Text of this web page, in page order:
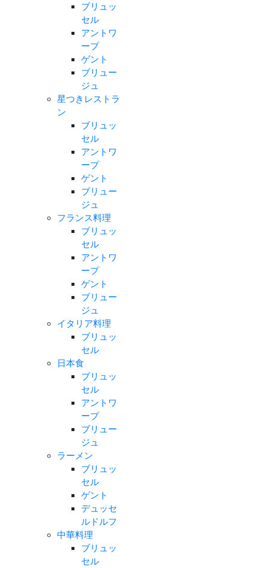
ブリュッ
セル
アントワ
ープ
ゲント
ブリュー
ジュ
星つきレストラ
ン
ブリュッ
セル
アントワ
ープ
ゲント
ブリュー
ジュ
フランス料理
ブリュッ
セル
アントワ
ープ
ゲント
ブリュー
ジュ
イタリア料理
ブリュッ
セル
日本食
ブリュッ
セル
アントワ
ープ
ブリュー
ジュ
ラーメン
ブリュッ
セル
ゲント
デュッセ
ルドルフ
中華料理
ブリュッ
セル